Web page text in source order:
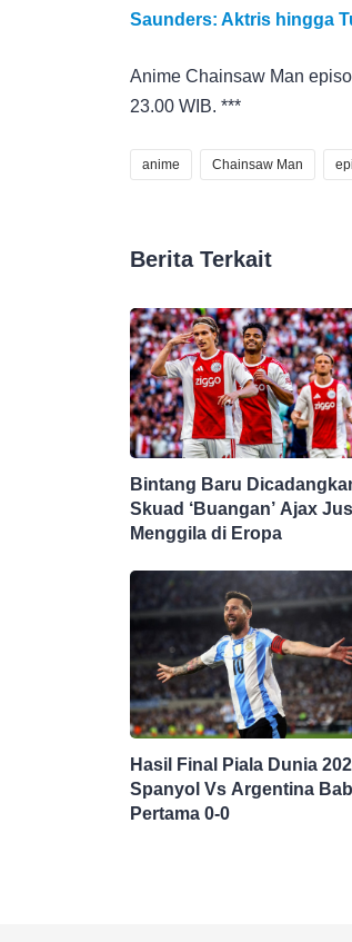
Saunders: Aktris hingga
Anime Chainsaw Man
23.00 WIB. ***
anime Chainsaw Man
Berita Terkait
Bintang Baru
Skuad ‘Buangan’ Ajax
Menggila di Eropa
Hasil Final Piala Dunia
Spanyol Vs Argentina
Pertama 0-0